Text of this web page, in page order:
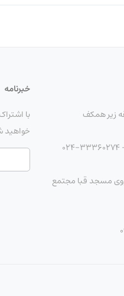
زیر همکف
مسجد قبا مجتمع
خبرنامه
با
خواهید